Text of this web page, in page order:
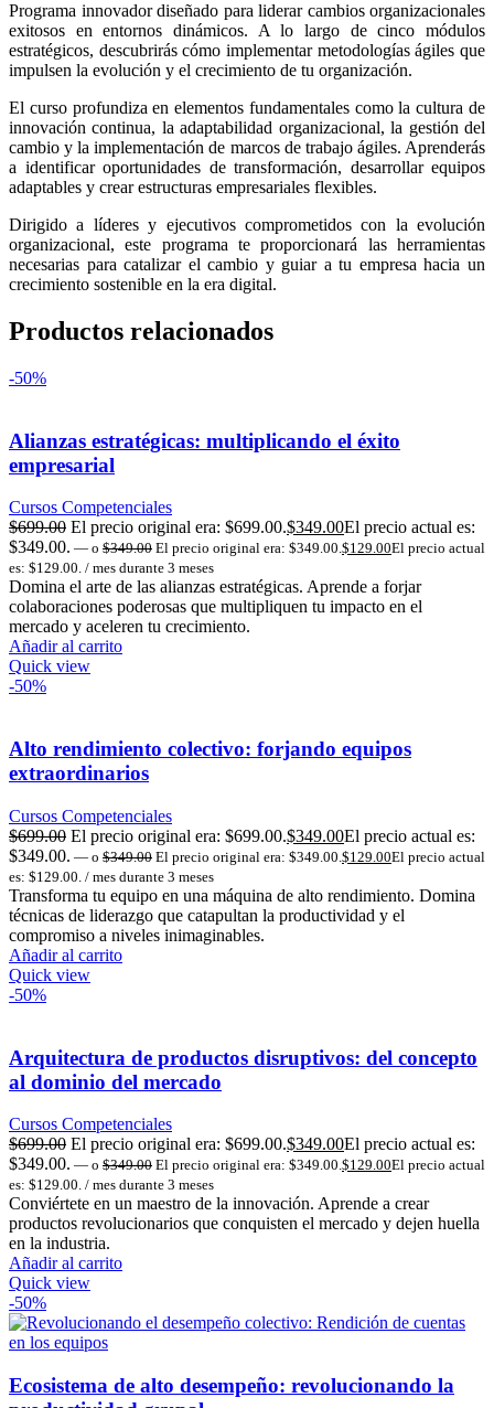
Programa innovador diseñado para liderar cambios organizacionales
exitosos en entornos dinámicos. A lo largo de cinco módulos
estratégicos, descubrirás cómo implementar metodologías ágiles que
impulsen la evolución y el crecimiento de tu organización.
El curso profundiza en elementos fundamentales como la cultura de
innovación continua, la adaptabilidad organizacional, la gestión del
cambio y la implementación de marcos de trabajo ágiles. Aprenderás
a identificar oportunidades de transformación, desarrollar equipos
adaptables y crear estructuras empresariales flexibles.
Dirigido a líderes y ejecutivos comprometidos con la evolución
organizacional, este programa te proporcionará las herramientas
necesarias para catalizar el cambio y guiar a tu empresa hacia un
crecimiento sostenible en la era digital.
Productos relacionados
-50%
Alianzas estratégicas: multiplicando el éxito
empresarial
Cursos Competenciales
$699.00 El precio original era: $699.00.$349.00El precio actual es:
$349.00. — o $349.00 El precio original era: $349.00.$129.00El precio actual
es: $129.00. / mes durante 3 meses
Domina el arte de las alianzas estratégicas. Aprende a forjar
colaboraciones poderosas que multipliquen tu impacto en el
mercado y aceleren tu crecimiento.
Añadir al carrito
Quick view
-50%
Alto rendimiento colectivo: forjando equipos
extraordinarios
Cursos Competenciales
$699.00 El precio original era: $699.00.$349.00El precio actual es:
$349.00. — o $349.00 El precio original era: $349.00. $129.00El precio actual
es: $129.00. / mes durante 3 meses
Transforma tu equipo en una máquina de alto rendimiento. Domina
técnicas de liderazgo que catapultan la productividad y el
compromiso a niveles inimaginables.
Añadir al carrito
Quick view
-50%
Arquitectura de productos disruptivos: del concepto
al dominio del mercado
Cursos Competenciales
$699.00 El precio original era: $699.00.$349.00El precio actual es:
$349.00. — o $349.00 El precio original era: $349.00.$129.00El precio actual
es: $129.00. / mes durante 3 meses
Conviértete en un maestro de la innovación. Aprende a crear
productos revolucionarios que conquisten el mercado y dejen huella
en la industria.
Añadir al carrito
Quick view
-50%
Ecosistema de alto desempeño: revolucionando la